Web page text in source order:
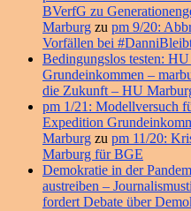
BVerfG zu
Marburg zu pm 9/20:
Vorfällen bei
Bedingungslos testen:
Grundeinkommen –
die Zukunft – HU
pm 1/21: Modellversuch
Expedition
Marburg zu pm 11/20:
Marburg für BGE
Demokratie in der
austreiben –
fordert Debate über